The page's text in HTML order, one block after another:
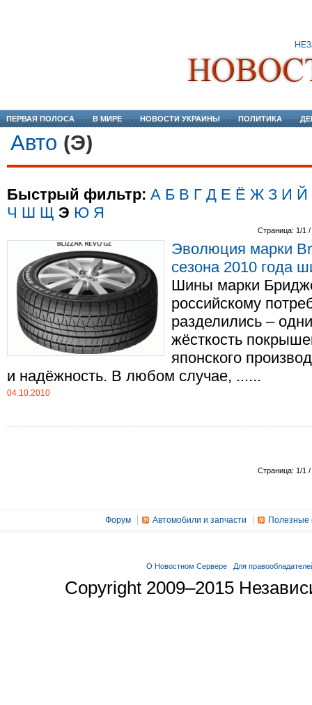
ПЕРВАЯ ПОЛОСА В МИРЕ НОВОСТИ УКРАИНЫ ПОЛИТИКА
Авто (Э)
Быстрый фильтр: А Б В Г Д Е Ё Ж З И Й
Ч Ш Щ Э Ю Я
Страница: 1/1 /
Эволюция марки
сезона 2010 года
Шины марки
российскому
разделились –
жёсткость
японского
и надёжность. В любом случае, ......
04.10.2010
Страница: 1/1 /
Форум Автомобили и запчасти Полезные
О Новостном Сервере Для
Copyright 2009–2015